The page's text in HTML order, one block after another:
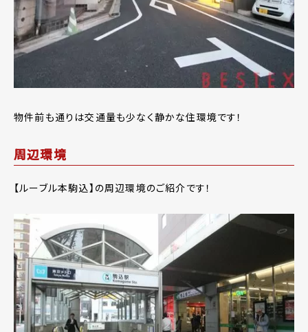
物件前も通りは交通量も少なく静かな住環境です！
周辺環境
【ルーブル本駒込】の周辺環境のご紹介です！